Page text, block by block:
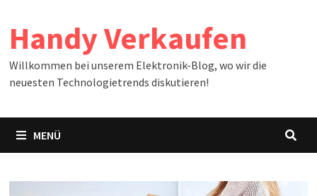
Inhalt
springen
Handy Verkaufen
Willkommen bei unserem Elektronik-Blog, wo wir die
neuesten Technologietrends diskutieren!
MENÜ